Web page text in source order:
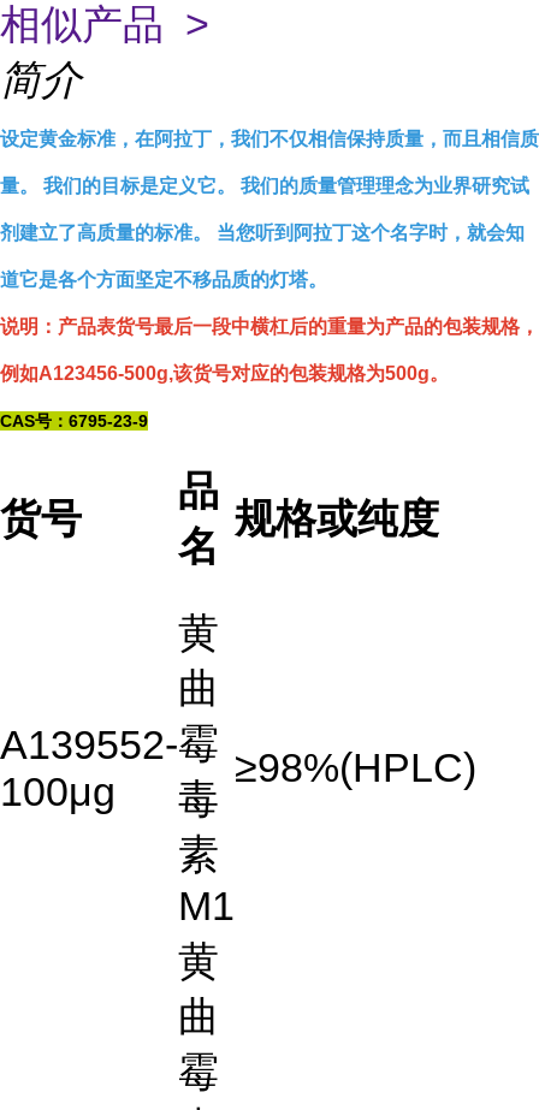
相似产品 >
简介
设定黄金标准，在阿拉丁，我们不仅相信保持质量，而且相信质
量。 我们的目标是定义它。 我们的质量管理理念为业界研究试
剂建立了高质量的标准。 当您听到阿拉丁这个名字时，就会知
道它是各个方面坚定不移品质的灯塔。
说明：产品表货号最后一段中横杠后的重量为产品的包装规格，
例如A123456-500g,该货号对应的包装规格为500g。
CAS号：6795-23-9
货号
品
名
规格或纯度
A139552-
100μg
黄
曲
霉
毒
素
M1
≥98%(HPLC)
黄
曲
霉